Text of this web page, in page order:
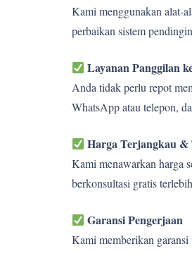
Kami menggunakan alat-
perbaikan sistem
Layanan Panggilan
Anda tidak perlu repot
WhatsApp atau telepon,
Harga Terjangkau &
Kami menawarkan harga
berkonsultasi gratis
Garansi Pengerjaan
Kami memberikan